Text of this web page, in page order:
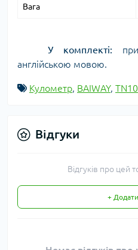
Вага
У комплекті:
англійською мовою.
Кулометр, BAIWAY, TN10
Відгуки
Відгуків про цей
+ Додати